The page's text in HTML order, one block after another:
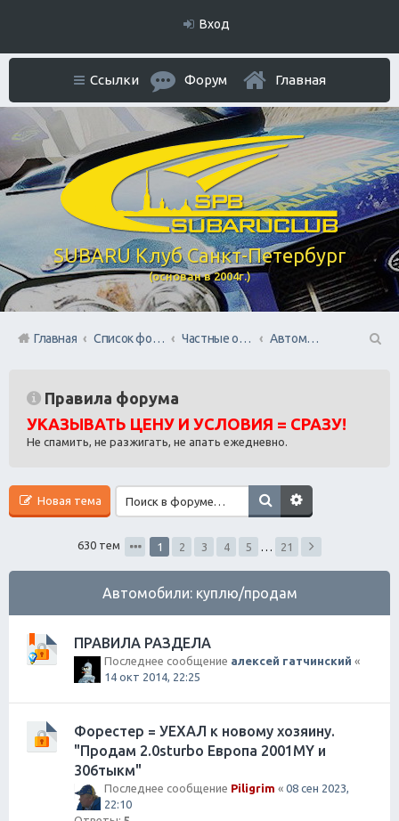
Вход
SUBARU Клуб Санкт-Петербург
(основан в 2004г.)
Ссылки Форум Главная
Главная Список форумов Частные объявления. Режим отношений As Is
Автомобили: куплю/продам
Правила форума
УКАЗЫВАТЬ ЦЕНУ И УСЛОВИЯ = СРАЗУ!
Не спамить, не разжигать, не апать ежедневно.
Новая тема
630 тем 1 2 3 4 5 21
Автомобили: куплю/продам
ПРАВИЛА РАЗДЕЛА
Последнее сообщение алексей гатчинский «
14 окт 2014, 22:25
Форестер = УЕХАЛ к новому хозяину.
"Продам 2.0sturbo Европа 2001MY и
306тыкм"
Последнее сообщение Piligrim « 08 сен 2023,
22:10